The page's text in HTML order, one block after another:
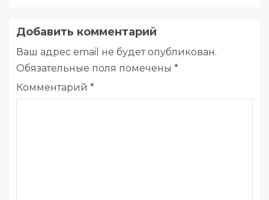
Добавить комментарий
Ваш адрес email не будет опубликован.
Обязательные поля помечены *
Комментарий *